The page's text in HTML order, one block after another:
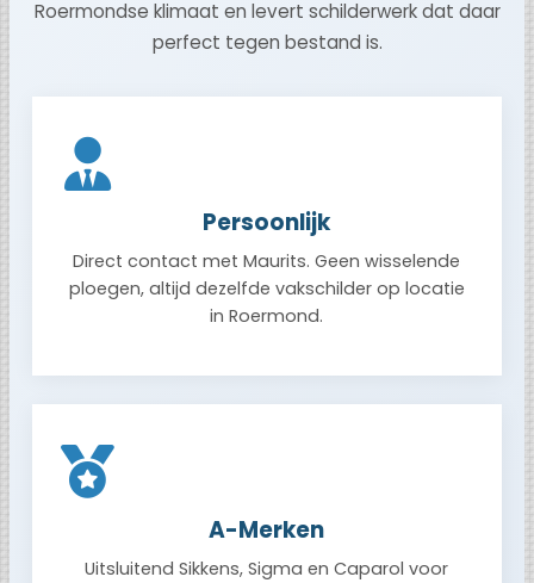
Roermondse klimaat en levert schilderwerk dat daar
perfect tegen bestand is.
Persoonlijk
Direct contact met Maurits. Geen wisselende
ploegen, altijd dezelfde vakschilder op locatie
in Roermond.
A-Merken
Uitsluitend Sikkens, Sigma en Caparol voor